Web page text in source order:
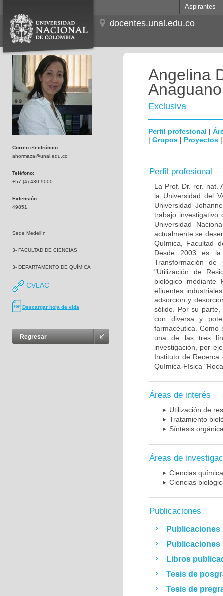
Aspirantes
docentes.unal.edu.co
Correo electrónico:
ahormaza@unal.edu.co
Teléfono:
+57 (4) 430 9000
Extensión:
49851
Sede Medellín
3- FACULTAD DE CIENCIAS
3- DEPARTAMENTO DE QUÍMICA
CVLAC
Descargar hoja de vida
Regresar
Angelina
Anaguano
Exclusiva
Perfil profesional |
| Grupos | Proyectos
Perfil profesional
La Prof. Dr. rer. nat.
la Universidad del
Universidad
trabajo investigativo
Universidad
actualmente se
Química, Facultad
Desde 2003 es la
Transformación de
"Utilización de
biológico mediante
efluentes
adsorción y
sólido. Por su
con diversa y
farmacéutica. Como
una de las tres
investigación, por
Instituto de Recerca
Química-Física
Áreas de interés
Utilización de
Tratamiento
Síntesis orgánica
Áreas de
Ciencias
Ciencias
Publicaciones
Publicaciones
Publicaciones
Libros
Tesis de
Tesis de